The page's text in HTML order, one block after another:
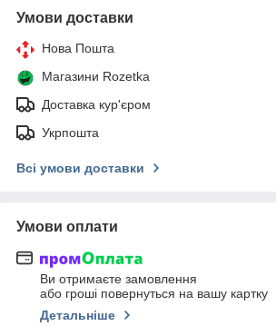
Умови доставки
Нова Пошта
Магазини Rozetka
Доставка кур'єром
Укрпошта
Всі умови доставки
Умови оплати
Ви отримаєте замовлення
або гроші повернуться на вашу картку
Детальніше